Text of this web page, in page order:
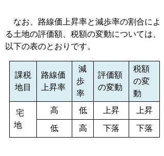
なお、路線価上昇率と減歩率の割合によ
る土地の評価額、税額の変動については、
以下の表のとおりです。
課税
地目
路線価
上昇率
減
歩
率
評価額
の変動
税額
の変
動
宅
地
高 低 上昇 上昇
低 高 下落 下落